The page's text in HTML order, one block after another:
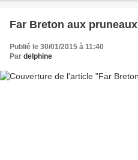
Far Breton aux pruneaux
Publié le 30/01/2015 à 11:40
Par delphine